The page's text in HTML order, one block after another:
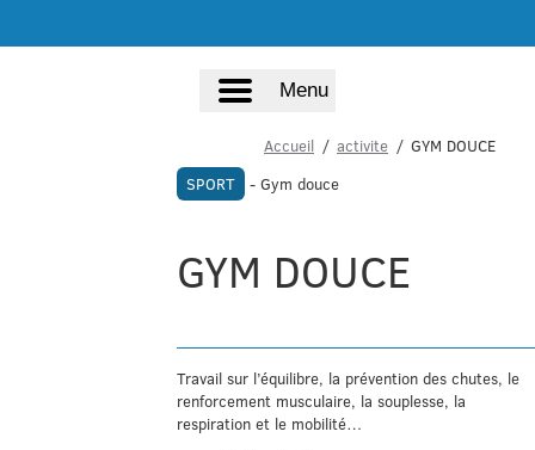
Menu
Accueil activite
GYM DOUCE
SPORT
- Gym douce
GYM DOUCE
Travail sur l’équilibre, la prévention des chutes, le
renforcement musculaire, la souplesse, la
respiration et le mobilité…